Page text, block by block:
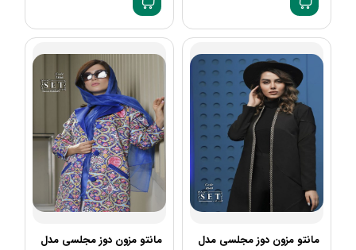
مانتو مزون دوز مجلسی مدل
+2
مانتو مزون دوز مجلسی مدل